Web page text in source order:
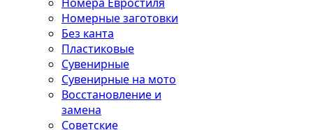
Номерные заготовки
Без канта
Пластиковые
Сувенирные
Сувенирные на мото
Восстановление и
замена
Советские